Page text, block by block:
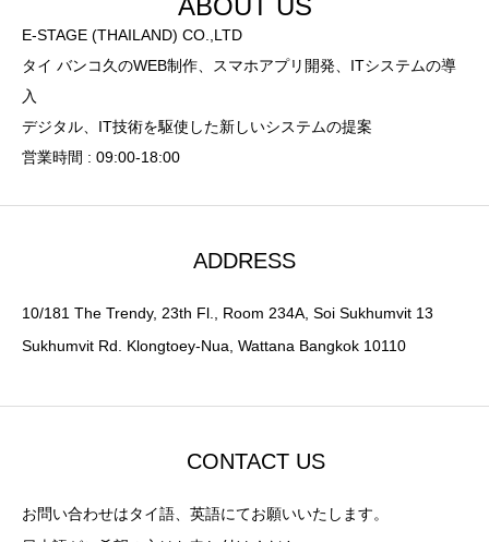
E-STAGE (THAILAND) CO.,LTD
タイ バンコ久のWEB制作、スマホアプリ開発、ITシステムの導
入
デジタル、IT技術を駆使した新しいシステムの提案
営業時間 : 09:00-18:00
ADDRESS
10/181 The Trendy, 23th Fl., Room 234A, Soi Sukhumvit 13
Sukhumvit Rd. Klongtoey-Nua, Wattana Bangkok 10110
CONTACT US
お問い合わせはタイ語、英語にてお願いいたします。